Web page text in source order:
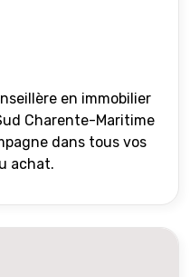
en immobilier
Charente-Maritime
dans tous vos
achat.